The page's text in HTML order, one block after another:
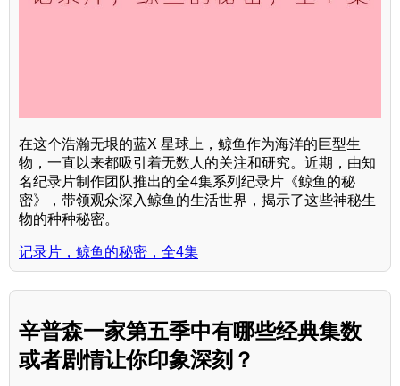
在这个浩瀚无垠的蓝X 星球上，鲸鱼作为海洋的巨型生
物，一直以来都吸引着无数人的关注和研究。近期，由知
名纪录片制作团队推出的全4集系列纪录片《鲸鱼的秘
密》，带领观众深入鲸鱼的生活世界，揭示了这些神秘生
物的种种秘密。
记录片，鲸鱼的秘密，全4集
辛普森一家第五季中有哪些经典集数
或者剧情让你印象深刻？